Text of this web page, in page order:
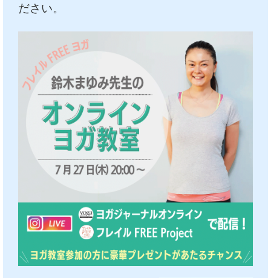
ださい。